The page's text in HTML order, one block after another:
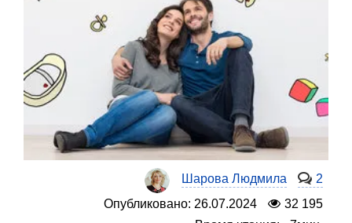
Шарова Людмила
2
Опубликовано: 26.07.2024
32 195